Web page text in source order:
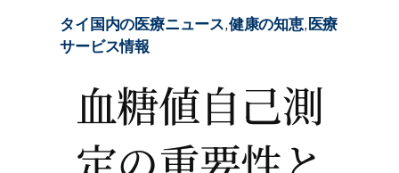
タイ国内の医療ニュース,健康の知恵,医療
サービス情報
血糖値自己測